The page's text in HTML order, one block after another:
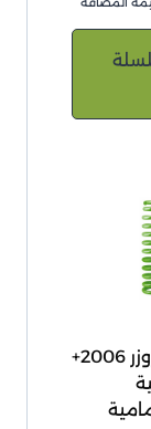
تويوتا FJ كروزر 2006+